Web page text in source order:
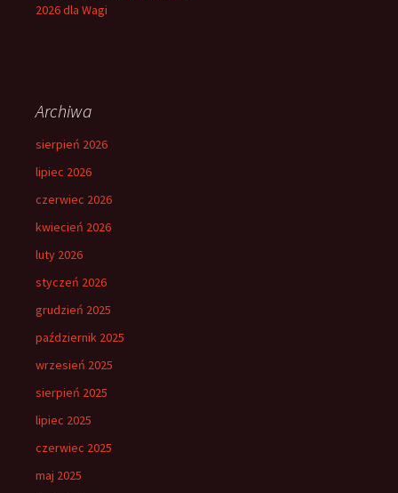
2026 dla Wagi
Archiwa
sierpień 2026
lipiec 2026
czerwiec 2026
kwiecień 2026
luty 2026
styczeń 2026
grudzień 2025
październik 2025
wrzesień 2025
sierpień 2025
lipiec 2025
czerwiec 2025
maj 2025